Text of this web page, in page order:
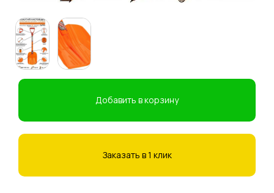
Добавить в корзину
Заказать в 1 клик